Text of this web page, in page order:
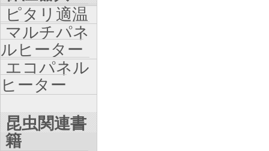
ピタリ適温
マルチパネ
ルヒーター
エコパネル
ヒーター
昆虫関連書
籍